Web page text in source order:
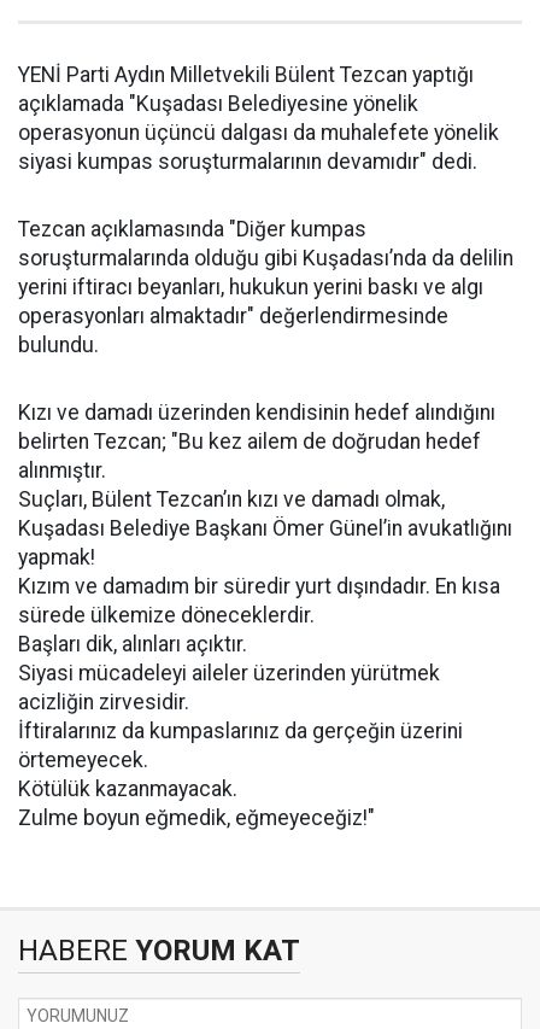
YENİ Parti Aydın Milletvekili Bülent Tezcan yaptığı
açıklamada "Kuşadası Belediyesine yönelik
operasyonun üçüncü dalgası da muhalefete yönelik
siyasi kumpas soruşturmalarının devamıdır" dedi.
Tezcan açıklamasında "Diğer kumpas
soruşturmalarında olduğu gibi Kuşadası’nda da delilin
yerini iftiracı beyanları, hukukun yerini baskı ve algı
operasyonları almaktadır" değerlendirmesinde
bulundu.
Kızı ve damadı üzerinden kendisinin hedef alındığını
belirten Tezcan; "Bu kez ailem de doğrudan hedef
alınmıştır.
Suçları, Bülent Tezcan’ın kızı ve damadı olmak,
Kuşadası Belediye Başkanı Ömer Günel’in avukatlığını
yapmak!
Kızım ve damadım bir süredir yurt dışındadır. En kısa
sürede ülkemize döneceklerdir.
Başları dik, alınları açıktır.
Siyasi mücadeleyi aileler üzerinden yürütmek
acizliğin zirvesidir.
İftiralarınız da kumpaslarınız da gerçeğin üzerini
örtemeyecek.
Kötülük kazanmayacak.
Zulme boyun eğmedik, eğmeyeceğiz!"
HABERE YORUM KAT